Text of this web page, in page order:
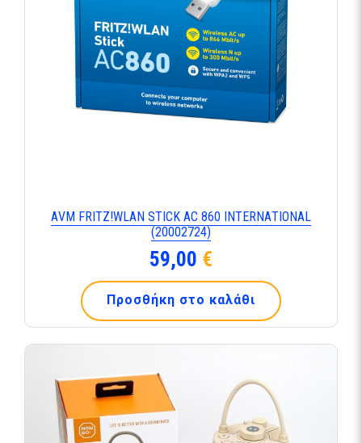
ΑVΜ FRΙΤΖ!WLΑΝ SΤΙCΚ ΑC 860 ΙΝΤΕRΝΑΤΙΟΝΑL
(20002724)
59,00 €
Προσθήκη στο καλάθι